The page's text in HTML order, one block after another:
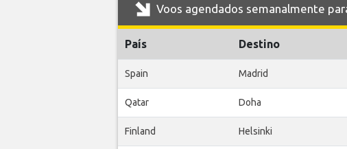
Voos agendados semanalmente
País Destino
Spain Madrid
Qatar Doha
Finland Helsinki